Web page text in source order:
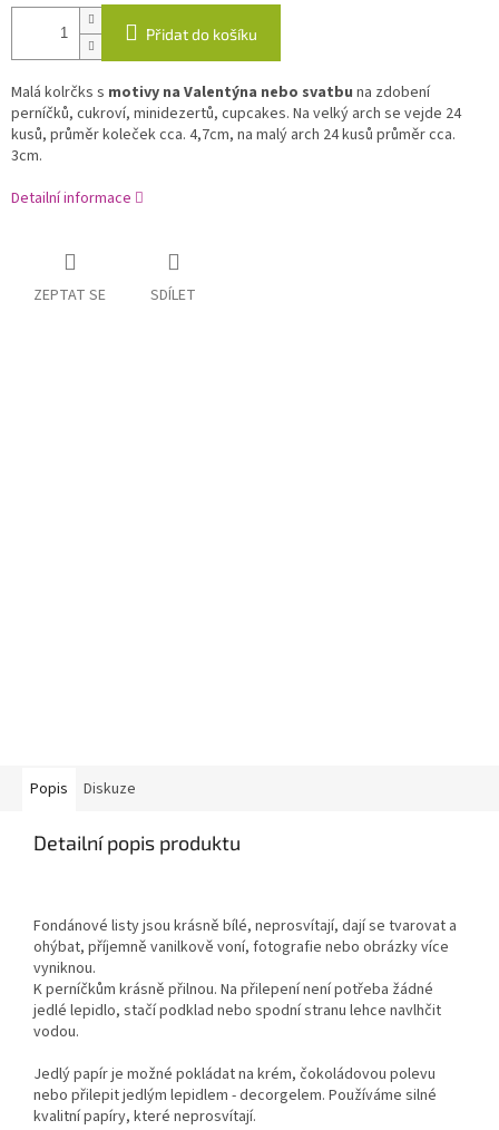
Přidat do košíku
Malá kolrčks s motivy na Valentýna nebo svatbu na zdobení
perníčků, cukroví, minidezertů, cupcakes. Na velký arch se vejde 24
kusů, průměr koleček cca. 4,7cm, na malý arch 24 kusů průměr cca.
3cm.
Detailní informace
ZEPTAT SE SDÍLET
Popis Diskuze
Detailní popis produktu
Fondánové listy jsou krásně bílé, neprosvítají, dají se tvarovat a
ohýbat, příjemně vanilkově voní, fotografie nebo obrázky více
vyniknou.
K perníčkům krásně přilnou. Na přilepení není potřeba žádné
jedlé lepidlo, stačí podklad nebo spodní stranu lehce navlhčit
vodou.
Jedlý papír je možné pokládat na krém, čokoládovou polevu
nebo přilepit jedlým lepidlem - decorgelem. Používáme silné
kvalitní papíry, které neprosvítají.